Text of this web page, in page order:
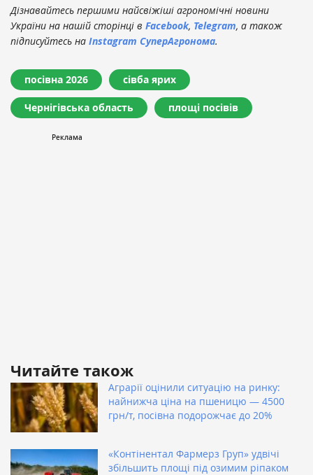
Дізнавайтесь першими найсвіжіші агрономічні новини
України на нашій сторінці в Facebook, Telegram, а також
підписуйтесь на Instagram СуперАгронома.
посівна 2026 сівба ярих
Чернігівська область площі посівів
Читайте також
Аграрії оцінили ситуацію на ринку:
найнижча ціна на пшеницю — 4500
грн/т, посівна подорожчає до 20%
«Контінентал Фармерз Груп» удвічі
збільшить площі під озимим ріпаком